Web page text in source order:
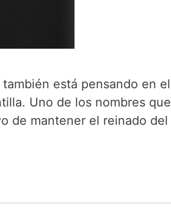
está pensando en el
Uno de los nombres que
de mantener el reinado del